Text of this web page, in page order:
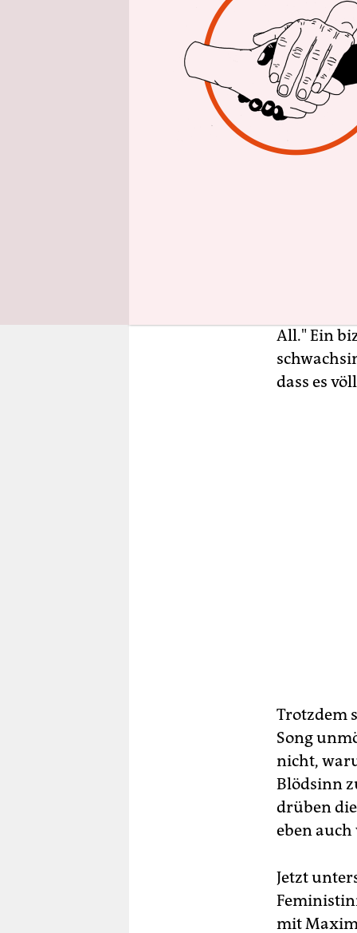
von K.I.Z.
Album
Drüner,
gedacht,
All." Ein
dass es
Trotzdem
Song
nicht,
Blödsinn
drüben
eben
Jetzt
mit